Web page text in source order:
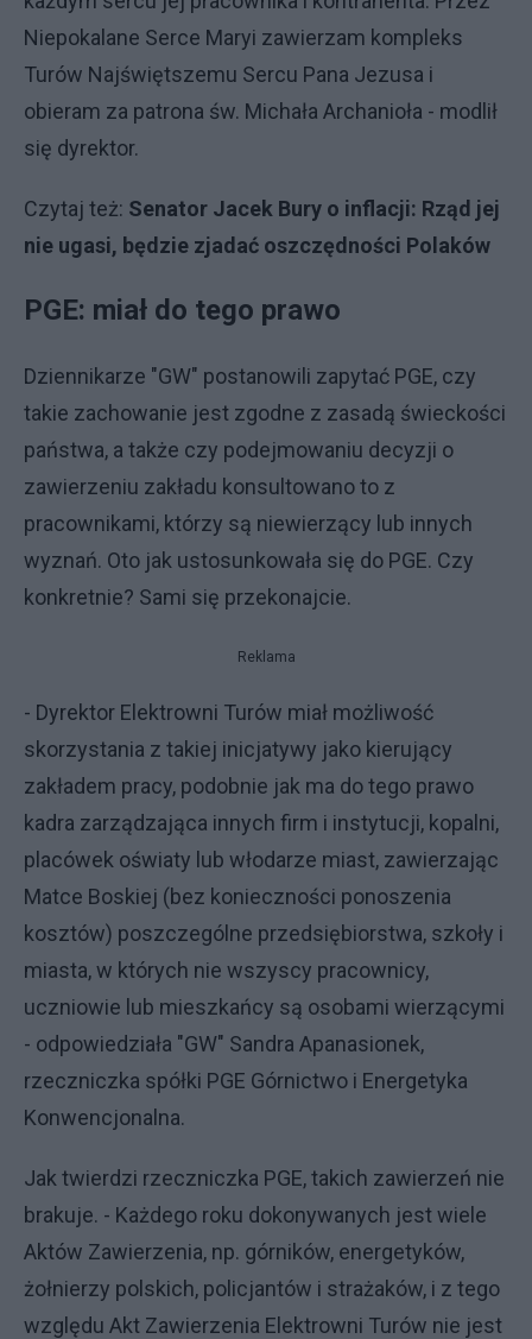
Niepokalane Serce Maryi zawierzam kompleks
Turów Najświętszemu Sercu Pana Jezusa i
obieram za patrona św. Michała Archanioła - modlił
się dyrektor.
Czytaj też: Senator Jacek Bury o inflacji: Rząd jej
nie ugasi, będzie zjadać oszczędności Polaków
PGE: miał do tego prawo
Dziennikarze "GW" postanowili zapytać PGE, czy
takie zachowanie jest zgodne z zasadą świeckości
państwa, a także czy podejmowaniu decyzji o
zawierzeniu zakładu konsultowano to z
pracownikami, którzy są niewierzący lub innych
wyznań. Oto jak ustosunkowała się do PGE. Czy
konkretnie? Sami się przekonajcie.
Reklama
- Dyrektor Elektrowni Turów miał możliwość
skorzystania z takiej inicjatywy jako kierujący
zakładem pracy, podobnie jak ma do tego prawo
kadra zarządzająca innych firm i instytucji, kopalni,
placówek oświaty lub włodarze miast, zawierzając
Matce Boskiej (bez konieczności ponoszenia
kosztów) poszczególne przedsiębiorstwa, szkoły i
miasta, w których nie wszyscy pracownicy,
uczniowie lub mieszkańcy są osobami wierzącymi
- odpowiedziała "GW" Sandra Apanasionek,
rzeczniczka spółki PGE Górnictwo i Energetyka
Konwencjonalna.
Jak twierdzi rzeczniczka PGE, takich zawierzeń nie
brakuje. - Każdego roku dokonywanych jest wiele
Aktów Zawierzenia, np. górników, energetyków,
żołnierzy polskich, policjantów i strażaków, i z tego
względu Akt Zawierzenia Elektrowni Turów nie jest